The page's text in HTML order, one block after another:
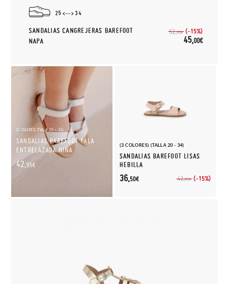
25 34
SANDALIAS CANGREJERAS BAREFOOT
NAPA
52,95€ (-15%)
45,00€
(2 COLORES) (TALLA 25 - 32)
SANDALIAS BAREFOOT PALA
ENTRELAZADA NIÑA
42, 95€
(3 COLORES) (TALLA 20 - 34)
SANDALIAS BAREFOOT LISAS
HEBILLA
42,95€ (-15%)
36,50€